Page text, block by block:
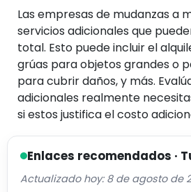
Las empresas de mudanzas a
servicios adicionales que
total. Esto puede incluir el
grúas para objetos grandes o
para cubrir daños, y más.
adicionales realmente
si estos justifica el costo
Enlaces recomendados ·
Actualizado hoy: 8 de agosto de